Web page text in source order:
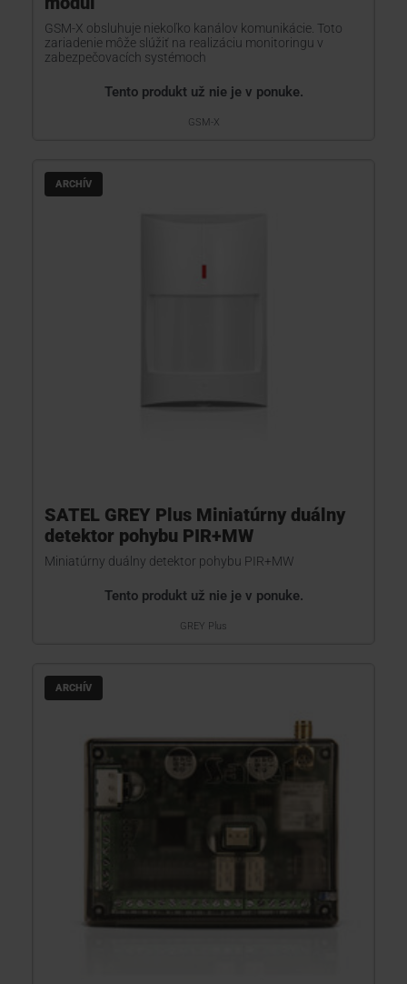
GSM-X obsluhuje niekoľko kanálov komunikácie. Toto
zariadenie môže slúžiť na realizáciu monitoringu v
zabezpečovacích systémoch
Tento produkt už nie je v ponuke.
GSM-X
ARCHÍV
SATEL GREY Plus Miniatúrny duálny
detektor pohybu PIR+MW
Miniatúrny duálny detektor pohybu PIR+MW
Tento produkt už nie je v ponuke.
GREY Plus
ARCHÍV